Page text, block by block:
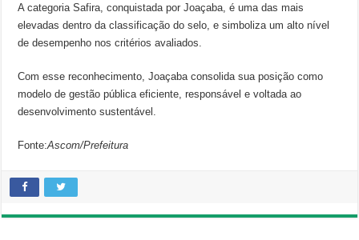
A categoria Safira, conquistada por Joaçaba, é uma das mais
elevadas dentro da classificação do selo, e simboliza um alto nível
de desempenho nos critérios avaliados.
Com esse reconhecimento, Joaçaba consolida sua posição como
modelo de gestão pública eficiente, responsável e voltada ao
desenvolvimento sustentável.
Fonte:Ascom/Prefeitura